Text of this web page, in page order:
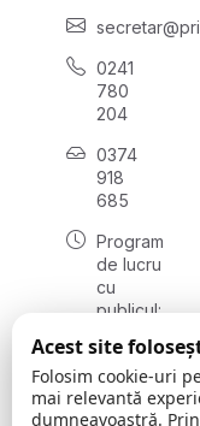
0241
780
204
0374
918
685
Program
de lucru
cu
publicul:
08:00 -
16:30
, vineri:
Acest site
Folosim cookie-uri
mai relevantă
dumneavoastră.